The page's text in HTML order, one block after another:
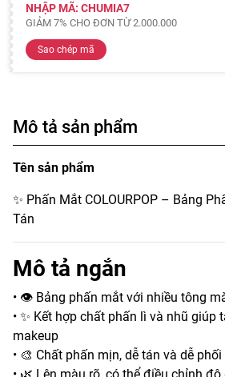
NHẬP MÃ: CHUMIA7
GIẢM 7% CHO ĐƠN TỪ 2.000.000
Sao chép mã
Mô tả sản phẩm
Tên sản phẩm
✨ Phấn Mắt COLOURPOP – Bảng
Tán
Mô tả ngắn
• 👁️ Bảng phấn mắt với nhiều tông
• ✨ Kết hợp chất phấn lì và nhũ giúp
makeup
• 🎨 Chất phấn mịn, dễ tán và dễ